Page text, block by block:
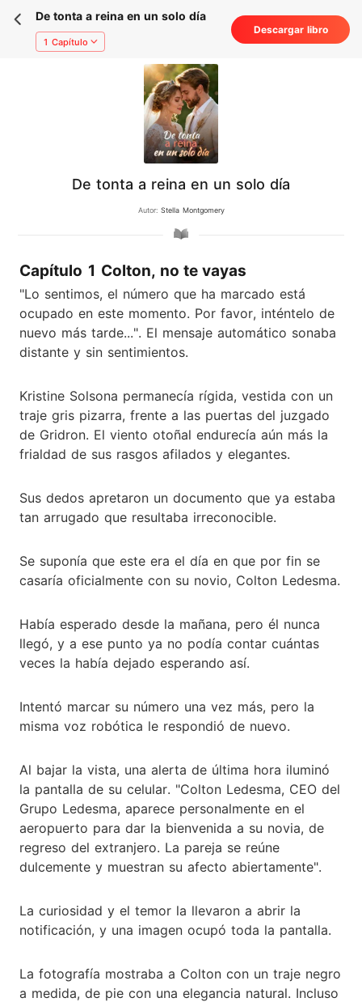
De tonta a reina en un solo día
1 Capítulo
Descargar libro
De tonta a reina en un solo día
Autor: Stella Montgomery
Capítulo 1 Colton, no te vayas
"Lo sentimos, el número que ha marcado está
ocupado en este momento. Por favor, inténtelo de
nuevo más tarde...". El mensaje automático sonaba
distante y sin sentimientos.
Kristine Solsona permanecía rígida, vestida con un
traje gris pizarra, frente a las puertas del juzgado
de Gridron. El viento otoñal endurecía aún más la
frialdad de sus rasgos afilados y elegantes.
Sus dedos apretaron un documento que ya estaba
tan arrugado que resultaba irreconocible.
Se suponía que este era el día en que por fin se
casaría oficialmente con su novio, Colton Ledesma.
Había esperado desde la mañana, pero él nunca
llegó, y a ese punto ya no podía contar cuántas
veces la había dejado esperando así.
Intentó marcar su número una vez más, pero la
misma voz robótica le respondió de nuevo.
Al bajar la vista, una alerta de última hora iluminó
la pantalla de su celular. "Colton Ledesma, CEO del
Grupo Ledesma, aparece personalmente en el
aeropuerto para dar la bienvenida a su novia, de
regreso del extranjero. La pareja se reúne
dulcemente y muestran su afecto abiertamente".
La curiosidad y el temor la llevaron a abrir la
notificación, y una imagen ocupó toda la pantalla.
La fotografía mostraba a Colton con un traje negro
a medida, de pie con una elegancia natural. Incluso